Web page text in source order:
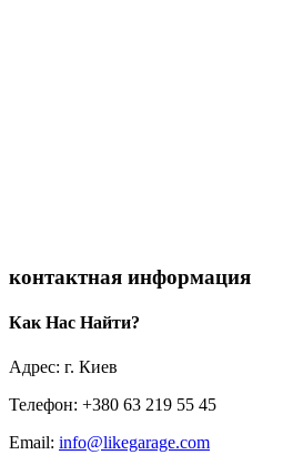
контактная информация
Как Нас Найти?
Адрес: г. Киев
Телефон: +380 63 219 55 45
Email: info@likegarage.com